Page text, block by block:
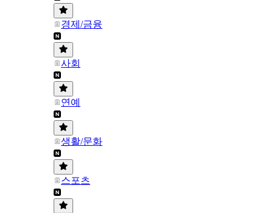
경제/금융
사회
연예
생활/문화
스포츠